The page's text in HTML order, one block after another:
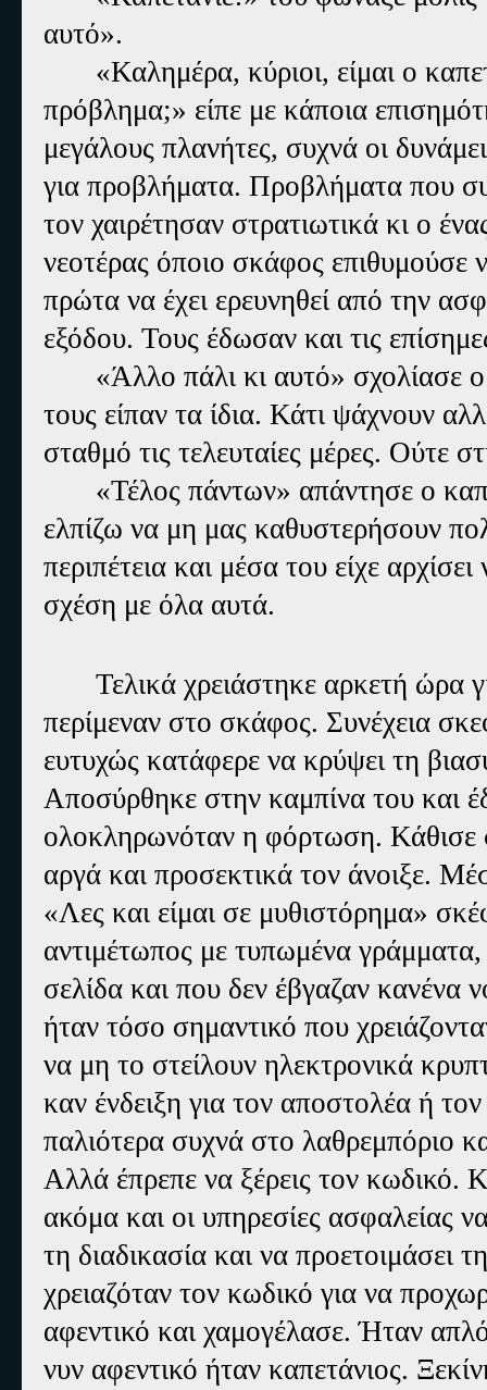
αυτό».
«Καλημέρα, κύριοι, είμαι ο
πρόβλημα;» είπε με κάποια
μεγάλους πλανήτες, συχνά οι
για προβλήματα. Προβλήματα που
τον χαιρέτησαν στρατιωτικά κι ο
νεοτέρας όποιο σκάφος
πρώτα να έχει ερευνηθεί από την
εξόδου. Τους έδωσαν και τις
«Άλλο πάλι κι αυτό»
τους είπαν τα ίδια. Κάτι ψάχνουν
σταθμό τις τελευταίες μέρες. Ούτε
«Τέλος πάντων» απάντησε ο
ελπίζω να μη μας καθυστερήσουν
περιπέτεια και μέσα του είχε
σχέση με όλα αυτά.
Τελικά χρειάστηκε αρκετή ώρα
περίμεναν στο σκάφος. Συνέχεια
ευτυχώς κατάφερε να κρύψει τη
Αποσύρθηκε στην καμπίνα του και
ολοκληρωνόταν η φόρτωση. Κάθισε
αργά και προσεκτικά τον άνοιξε.
«Λες και είμαι σε μυθιστόρημα»
αντιμέτωπος με τυπωμένα
σελίδα και που δεν έβγαζαν
ήταν τόσο σημαντικό που
να μη το στείλουν ηλεκτρονικά
καν ένδειξη για τον αποστολέα ή
παλιότερα συχνά στο λαθρεμπόριο
Αλλά έπρεπε να ξέρεις τον κωδικό.
ακόμα και οι υπηρεσίες ασφαλείας
τη διαδικασία και να
χρειαζόταν τον κωδικό για να
αφεντικό και χαμογέλασε. Ήταν
νυν αφεντικό ήταν καπετάνιος.